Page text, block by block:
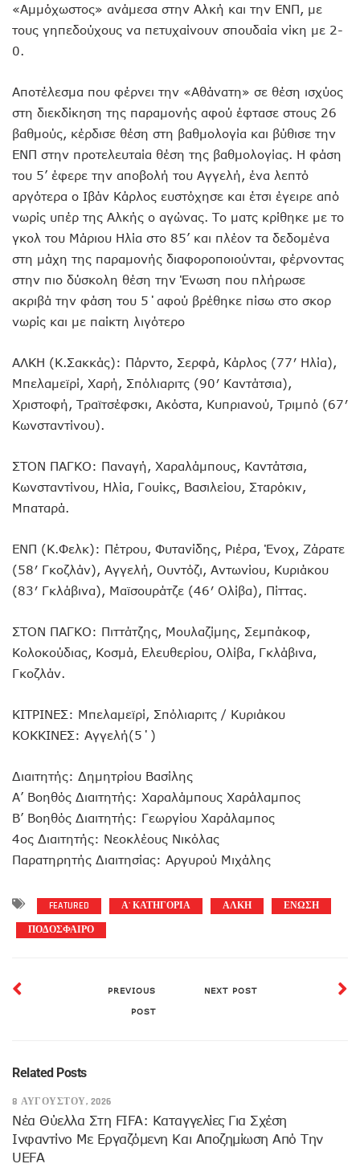
«Αμμόχωστος» ανάμεσα στην Αλκή και την ΕΝΠ, με
τους γηπεδούχους να πετυχαίνουν σπουδαία νίκη με 2-
0.
Αποτέλεσμα που φέρνει την «Αθάνατη» σε θέση ισχύος
στη διεκδίκηση της παραμονής αφού έφτασε στους 26
βαθμούς, κέρδισε θέση στη βαθμολογία και βύθισε την
ΕΝΠ στην προτελευταία θέση της βαθμολογίας. Η φάση
του 5’ έφερε την αποβολή του Αγγελή, ένα λεπτό
αργότερα ο Ιβάν Κάρλος ευστόχησε και έτσι έγειρε από
νωρίς υπέρ της Αλκής ο αγώνας. Το ματς κρίθηκε με το
γκολ του Μάριου Ηλία στο 85’ και πλέον τα δεδομένα
στη μάχη της παραμονής διαφοροποιούνται, φέρνοντας
στην πιο δύσκολη θέση την Ένωση που πλήρωσε
ακριβά την φάση του 5΄αφού βρέθηκε πίσω στο σκορ
νωρίς και με παίκτη λιγότερο
ΑΛΚΗ (Κ.Σακκάς): Πάρντο, Σερφά, Κάρλος (77′ Ηλία),
Μπελαμεϊρί, Χαρή, Σπόλιαριτς (90′ Καντάτσια),
Χριστοφή, Τραϊτσέφσκι, Ακόστα, Κυπριανού, Τριμπό (67′
Κωνσταντίνου).
ΣΤΟΝ ΠΑΓΚΟ: Παναγή, Χαραλάμπους, Καντάτσια,
Κωνσταντίνου, Ηλία, Γουίκς, Βασιλείου, Σταρόκιν,
Μπαταρά.
ΕΝΠ (Κ.Φελκ): Πέτρου, Φυτανίδης, Ριέρα, Ένοχ, Ζάρατε
(58′ Γκοζλάν), Αγγελή, Ουντόζι, Αντωνίου, Κυριάκου
(83′ Γκλάβινα), Μαϊσουράτζε (46′ Ολίβα), Πίττας.
ΣΤΟΝ ΠΑΓΚΟ: Πιττάτζης, Μουλαζίμης, Σεμπάκοφ,
Κολοκούδιας, Κοσμά, Ελευθερίου, Ολίβα, Γκλάβινα,
Γκοζλάν.
ΚΙΤΡΙΝΕΣ: Μπελαμεϊρί, Σπόλιαριτς / Κυριάκου
ΚΟΚΚΙΝΕΣ: Αγγελή(5΄)
Διαιτητής: Δημητρίου Βασίλης
Α’ Βοηθός Διαιτητής: Χαραλάμπους Χαράλαμπος
Β’ Βοηθός Διαιτητής: Γεωργίου Χαράλαμπος
4ος Διαιτητής: Νεοκλέους Νικόλας
Παρατηρητής Διαιτησίας: Αργυρού Μιχάλης
FEATURED Α' ΚΑΤΗΓΟΡΙΑ ΑΛΚΗ
ΕΝΩΣΗ
ΠΟΔΟΣΦΑΙΡΟ
PREVIOUS
POST
NEXT POST
Related Posts
8 ΑΥΓΟΎΣΤΟΥ, 2026
Νέα Θύελλα Στη FIFA: Καταγγελίες Για Σχέση
Ινφαντίνο Με Εργαζόμενη Και Αποζημίωση Από Την
UEFA